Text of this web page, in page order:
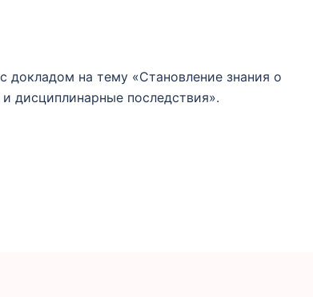
докладом на тему «Становление знания о
дисциплинарные последствия».